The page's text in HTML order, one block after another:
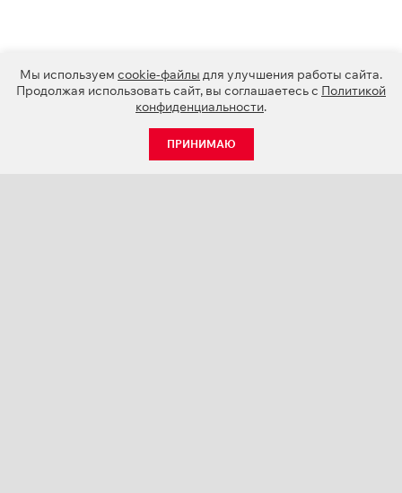
Мы используем cookie-файлы для улучшения работы сайта.
Продолжая использовать сайт, вы соглашаетесь с Политикой
конфиденциальности.
ПРИНИМАЮ